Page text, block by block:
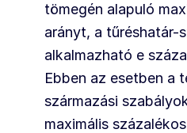
tömegén alapuló
arányt, a tűréshatár-
alkalmazható e
Ebben az esetben a
származási
maximális